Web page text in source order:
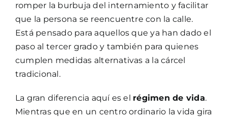
romper la burbuja del internamiento y facilitar
que la persona se reencuentre con la calle.
Está pensado para aquellos que ya han dado el
paso al tercer grado y también para quienes
cumplen medidas alternativas a la cárcel
tradicional.
La gran diferencia aquí es el régimen de vida.
Mientras que en un centro ordinario la vida gira